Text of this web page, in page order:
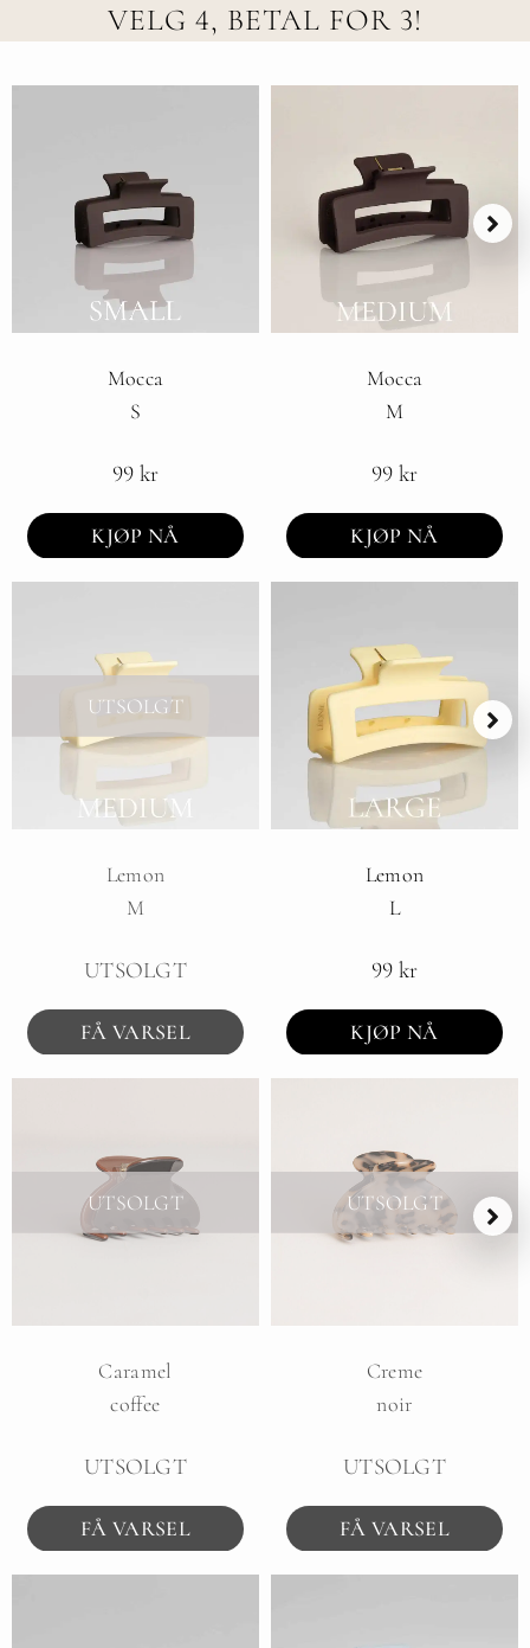
VELG 4, BETAL FOR 3!
Mocca
S
99 kr
KJØP NÅ
Mocca
M
99 kr
KJØP NÅ
UTSOLGT
Lemon
M
UTSOLGT
FÅ VARSEL
Lemon
L
99 kr
KJØP NÅ
UTSOLGT
Caramel
coffee
UTSOLGT
FÅ VARSEL
UTSOLGT
Creme
noir
UTSOLGT
FÅ VARSEL